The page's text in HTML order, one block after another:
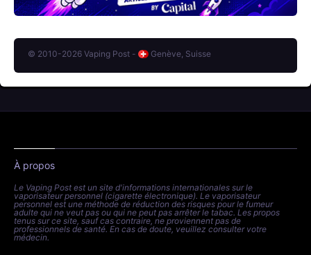
© 2010-2026 Vaping Post - Genève, Suisse
À propos
Le Vaping Post est un site d'informations internationales sur le
vaporisateur personnel (cigarette électronique). Le vaporisateur
personnel est une méthode de réduction des risques pour le fumeur
adulte qui ne veut pas ou qui ne peut pas arrêter le tabac. Les propos
tenus sur ce site, sauf cas contraire, ne proviennent pas de
professionnels de santé. En cas de doute, veuillez consulter votre
médecin.